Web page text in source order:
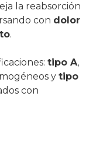
la reabsorción
con dolor
.
tipo A,
y tipo
con